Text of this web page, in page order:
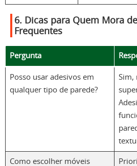
6. Dicas para Quem Mora
Frequentes
Pergunta
Posso usar adesivos em
qualquer tipo de parede?
Sim,
Como escolher móveis